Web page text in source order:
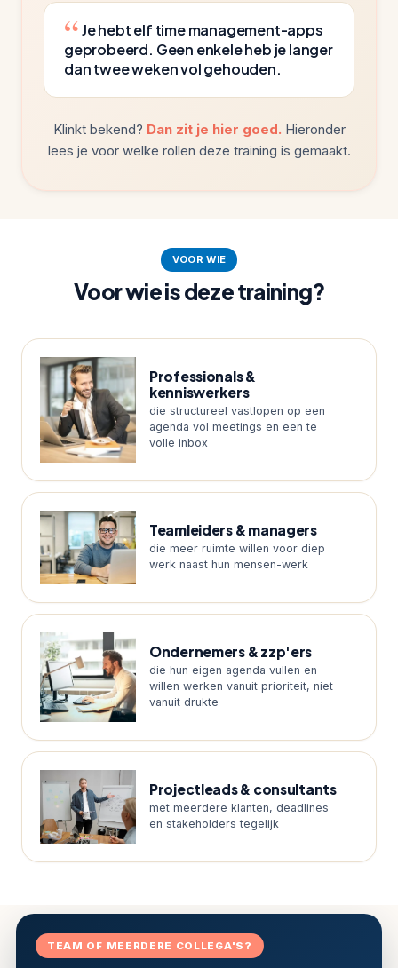
Je hebt elf time management-apps
geprobeerd. Geen enkele heb je langer
dan twee weken vol gehouden.
Klinkt bekend? Dan zit je hier goed. Hieronder
lees je voor welke rollen deze training is gemaakt.
VOOR WIE
Voor wie is deze training?
Professionals &
kenniswerkers
die structureel vastlopen op een
agenda vol meetings en een te
volle inbox
Teamleiders & managers
die meer ruimte willen voor diep
werk naast hun mensen-werk
Ondernemers & zzp'ers
die hun eigen agenda vullen en
willen werken vanuit prioriteit, niet
vanuit drukte
Projectleads & consultants
met meerdere klanten, deadlines
en stakeholders tegelijk
TEAM OF MEERDERE COLLEGA'S?